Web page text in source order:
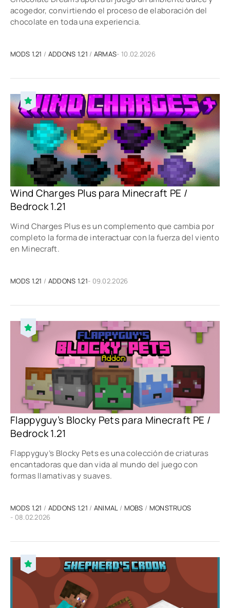
acogedor, convirtiendo el proceso de elaboración del
chocolate en toda una experiencia.
MODS 1.21 / ADDONS 1.21 / ARMAS- 10.02.2026
Wind Charges Plus para Minecraft PE /
Bedrock 1.21
Wind Charges Plus es un complemento que cambia por
completo la forma de interactuar con la fuerza del viento
en Minecraft.
MODS 1.21 / ADDONS 1.21- 09.02.2026
Flappyguy’s Blocky Pets para Minecraft PE /
Bedrock 1.21
Flappyguy’s Blocky Pets es una colección de criaturas
encantadoras que dan vida al mundo del juego con
formas llamativas y suaves.
MODS 1.21 / ADDONS 1.21 / ANIMAL/ MOBS / MONSTRUOS
- 08.02.2026